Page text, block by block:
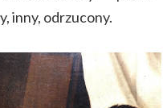
inny, odrzucony.